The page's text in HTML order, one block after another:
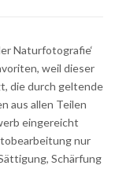
Naturfotografie‘
weil dieser
die durch geltende
aus allen Teilen
eingereicht
nur
Schärfung